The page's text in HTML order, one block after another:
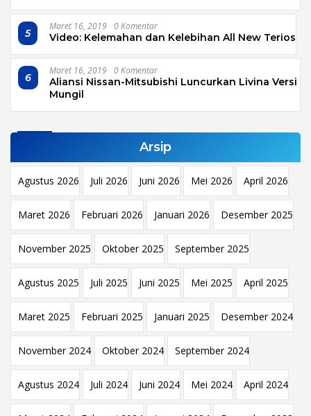
5
Maret 16, 2019 0 Komentar
Video: Kelemahan dan Kelebihan All New Terios
6
Maret 16, 2019 0 Komentar
Aliansi Nissan-Mitsubishi Luncurkan Livina Versi
Mungil
Arsip
Agustus 2026 Juli 2026 Juni 2026 Mei 2026 April 2026
Maret 2026 Februari 2026 Januari 2026 Desember 2025
November 2025 Oktober 2025 September 2025
Agustus 2025 Juli 2025 Juni 2025 Mei 2025 April 2025
Maret 2025 Februari 2025 Januari 2025 Desember 2024
November 2024 Oktober 2024 September 2024
Agustus 2024 Juli 2024 Juni 2024 Mei 2024 April 2024